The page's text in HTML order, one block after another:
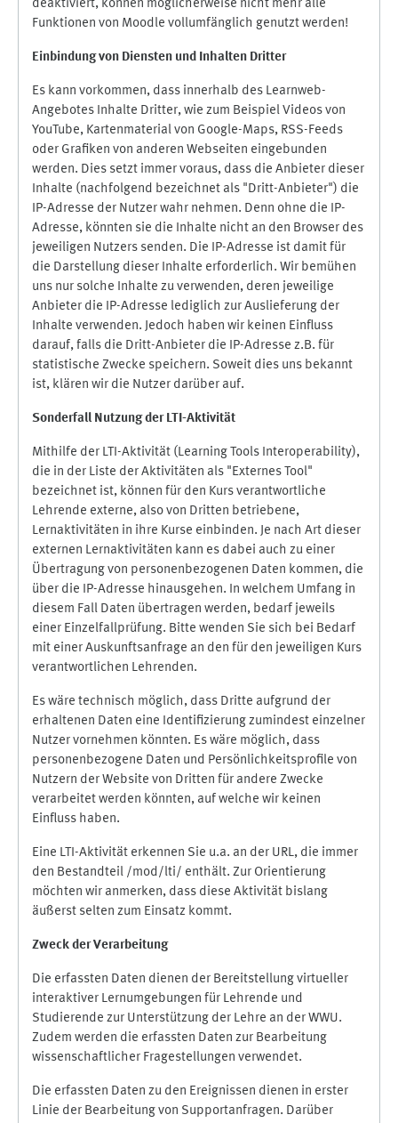
deaktiviert, können möglicherweise nicht mehr alle
Funktionen von Moodle vollumfänglich genutzt werden!
Einbindung von Diensten und Inhalten Dritter
Es kann vorkommen, dass innerhalb des Learnweb-
Angebotes Inhalte Dritter, wie zum Beispiel Videos von
YouTube, Kartenmaterial von Google-Maps, RSS-Feeds
oder Grafiken von anderen Webseiten eingebunden
werden. Dies setzt immer voraus, dass die Anbieter dieser
Inhalte (nachfolgend bezeichnet als "Dritt-Anbieter") die
IP-Adresse der Nutzer wahr nehmen. Denn ohne die IP-
Adresse, könnten sie die Inhalte nicht an den Browser des
jeweiligen Nutzers senden. Die IP-Adresse ist damit für
die Darstellung dieser Inhalte erforderlich. Wir bemühen
uns nur solche Inhalte zu verwenden, deren jeweilige
Anbieter die IP-Adresse lediglich zur Auslieferung der
Inhalte verwenden. Jedoch haben wir keinen Einfluss
darauf, falls die Dritt-Anbieter die IP-Adresse z.B. für
statistische Zwecke speichern. Soweit dies uns bekannt
ist, klären wir die Nutzer darüber auf.
Sonderfall Nutzung der LTI-Aktivität
Mithilfe der LTI-Aktivität (Learning Tools Interoperability),
die in der Liste der Aktivitäten als "Externes Tool"
bezeichnet ist, können für den Kurs verantwortliche
Lehrende externe, also von Dritten betriebene,
Lernaktivitäten in ihre Kurse einbinden. Je nach Art dieser
externen Lernaktivitäten kann es dabei auch zu einer
Übertragung von personenbezogenen Daten kommen, die
über die IP-Adresse hinausgehen. In welchem Umfang in
diesem Fall Daten übertragen werden, bedarf jeweils
einer Einzelfallprüfung. Bitte wenden Sie sich bei Bedarf
mit einer Auskunftsanfrage an den für den jeweiligen Kurs
verantwortlichen Lehrenden.
Es wäre technisch möglich, dass Dritte aufgrund der
erhaltenen Daten eine Identifizierung zumindest einzelner
Nutzer vornehmen könnten. Es wäre möglich, dass
personenbezogene Daten und Persönlichkeitsprofile von
Nutzern der Website von Dritten für andere Zwecke
verarbeitet werden könnten, auf welche wir keinen
Einfluss haben.
Eine LTI-Aktivität erkennen Sie u.a. an der URL, die immer
den Bestandteil /mod/lti/ enthält. Zur Orientierung
möchten wir anmerken, dass diese Aktivität bislang
äußerst selten zum Einsatz kommt.
Zweck der Verarbeitung
Die erfassten Daten dienen der Bereitstellung virtueller
interaktiver Lernumgebungen für Lehrende und
Studierende zur Unterstützung der Lehre an der WWU.
Zudem werden die erfassten Daten zur Bearbeitung
wissenschaftlicher Fragestellungen verwendet.
Die erfassten Daten zu den Ereignissen dienen in erster
Linie der Bearbeitung von Supportanfragen. Darüber